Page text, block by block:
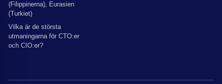
(Filippinerna), Eurasien
(Turkiet)
Vilka är de största
utmaningarna för CTO:er
och CIO:er?